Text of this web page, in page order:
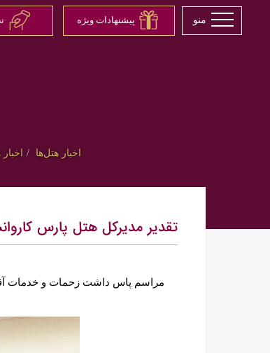
منو پیشنهادات ویژه
اخبار هتل‌ها
تقدیر مدیرکل هتل پارس
مراسم پاس داشت زحمات و خدمات